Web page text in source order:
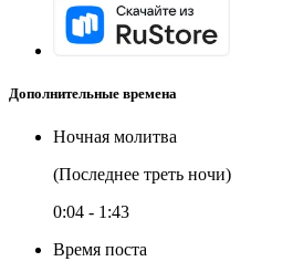
Дополнительные времена
Ночная молитва
(Последнее треть ночи)
0:04 - 1:43
Время поста